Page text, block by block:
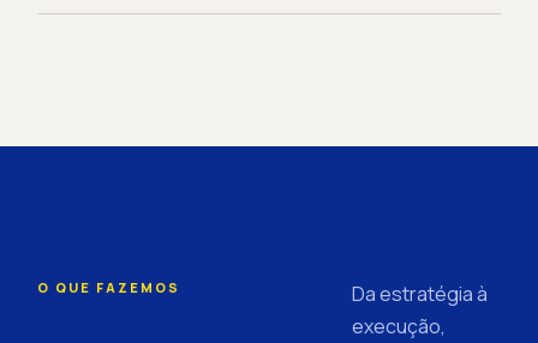
O QUE FAZEMOS
Da estratégia à
execução,